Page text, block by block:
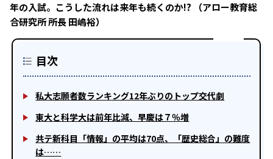
年の入試。こうした流れは来年も続くのか!? （アロー教育総
合研究所 所長 田嶋裕）
目次
私大志願者数ランキング12年ぶりのトップ交代劇
東大と科学大は前年比減、早慶は７％増
共テ新科目「情報」の平均は70点、「歴史総合」の難度
は……